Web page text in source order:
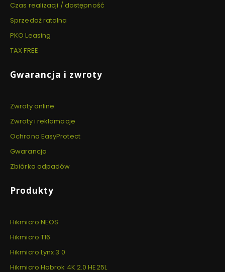
Czas realizacji / dostępność
Sprzedaż ratalna
PKO Leasing
TAX FREE
Gwarancja i zwroty
Zwroty online
Zwroty i reklamacje
Ochrona EasyProtect
Gwarancja
Zbiórka odpadów
Produkty
Hikmicro NEOS
Hikmicro T16
Hikmicro Lynx 3.0
Hikmicro Habrok 4K 2.0 HE25L